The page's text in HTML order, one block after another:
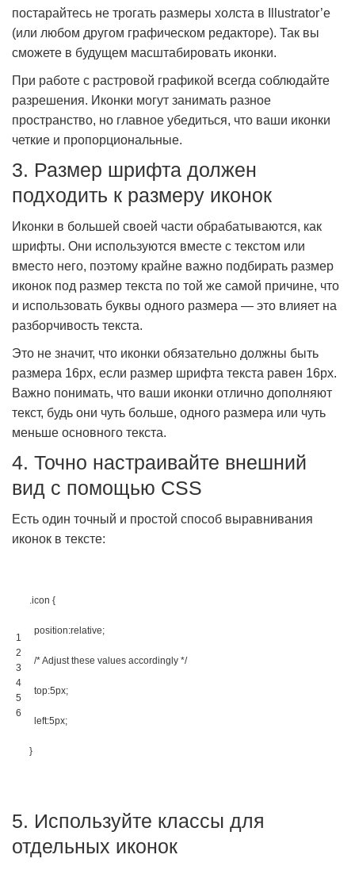
постарайтесь не трогать размеры холста в Illustrator’е
(или любом другом графическом редакторе). Так вы
сможете в будущем масштабировать иконки.
При работе с растровой графикой всегда соблюдайте
разрешения. Иконки могут занимать разное
пространство, но главное убедиться, что ваши иконки
четкие и пропорциональные.
3. Размер шрифта должен
подходить к размеру иконок
Иконки в большей своей части обрабатываются, как
шрифты. Они используются вместе с текстом или
вместо него, поэтому крайне важно подбирать размер
иконок под размер текста по той же самой причине, что
и использовать буквы одного размера — это влияет на
разборчивость текста.
Это не значит, что иконки обязательно должны быть
размера 16px, если размер шрифта текста равен 16px.
Важно понимать, что ваши иконки отлично дополняют
текст, будь они чуть больше, одного размера или чуть
меньше основного текста.
4. Точно настраивайте внешний
вид с помощью CSS
Есть один точный и простой способ выравнивания
иконок в тексте:
1
2
3
4
5
6
.icon {
position:relative;
/* Adjust these values accordingly */
top:5px;
left:5px;
}
5. Используйте классы для
отдельных иконок